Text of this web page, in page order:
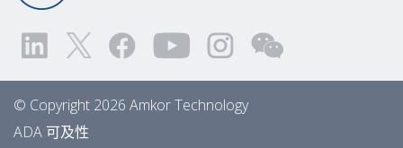
© Copyright 2026 Amkor Technology
ADA 可及性